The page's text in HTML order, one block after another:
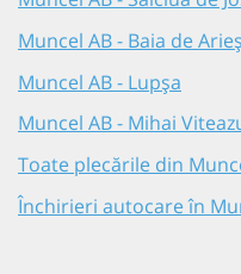
Muncel AB - Baia de Arieș
Muncel AB - Lupșa
Muncel AB - Mihai
Toate plecările din
Închirieri autocare în